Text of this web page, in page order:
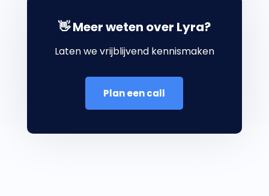
👋 Meer weten over Lyra?
Laten we vrijblijvend kennismaken
Plan een call